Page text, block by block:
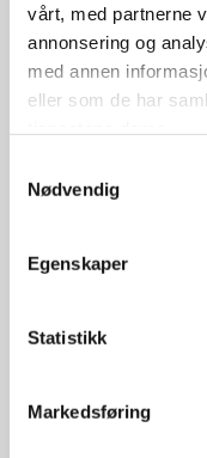
vårt, med partnerne
annonsering og
med annen
eller som de har
Nødvendig
Egenskaper
Statistikk
Markedsføring
Hornady Magnum Hylsebrett
Loading Block W/Sleeve
kr 590,00
Relaterte